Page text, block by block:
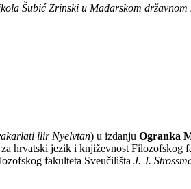
Šubić Zrinski u Mađarskom državnom
ilir Nyelvtan) u izdanju Ogranka
hrvatski jezik i književnost Filozofskog
fakulteta Sveučilišta J. J.